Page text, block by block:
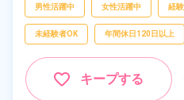
男性活躍中 女性活躍中 経
未経験者OK 年間休日120日以上
キープする